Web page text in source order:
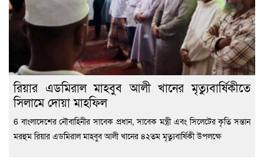
রিয়ার এডমিরাল মাহবুব আলী খানের মৃত্যুবার্ষিকীতে
সিলামে দোয়া মাহফিল
6 বাংলাদেশের নৌবাহিনীর সাবেক প্রধান, সাবেক মন্ত্রী এবং সিলেটের কৃতি সন্তান
মরহুম রিয়ার এডমিরাল মাহবুব আলী খানের ৪২তম মৃত্যুবার্ষিকী উপলক্ষে